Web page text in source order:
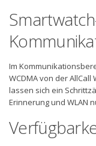
Im
WCDMA von der
lassen sich ein
Erinnerung und WLAN